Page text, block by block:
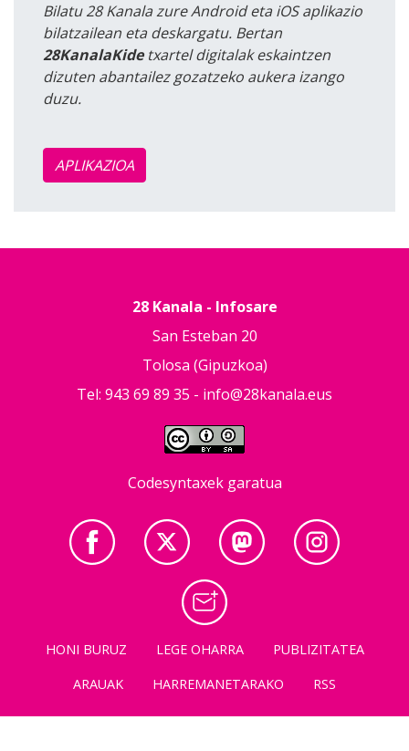
Bilatu 28 Kanala zure Android eta iOS aplikazio
bilatzailean eta deskargatu. Bertan
28KanalaKidetxartel digitalak eskaintzen
dizuten abantailez gozatzeko aukera izango
duzu.
APLIKAZIOA
28 Kanala - Infosare
San Esteban 20
Tolosa (Gipuzkoa)
Tel: 943 69 89 35 - info@28kanala.eus
Codesyntaxek garatua
HONI BURUZ LEGE OHARRA
PUBLIZITATEA
ARAUAK
HARREMANETARAKO RSS